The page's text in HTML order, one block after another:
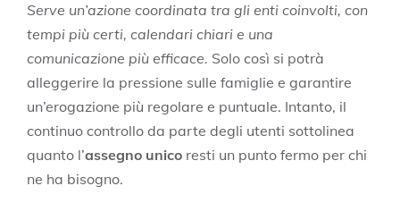
Serve un’azione coordinata tra gli enti coinvolti, con
tempi più certi, calendari chiari e una
comunicazione più efficace. Solo così si potrà
alleggerire la pressione sulle famiglie e garantire
un’erogazione più regolare e puntuale. Intanto, il
continuo controllo da parte degli utenti sottolinea
quanto l’assegno unico resti un punto fermo per chi
ne ha bisogno.